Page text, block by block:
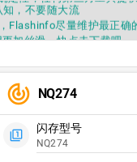
，不要随大流
Flashinfo尽量维护最正确
加丝滑，快点击下载吧
性，任何第三方工具提
，不要随大流
Flashinfo尽量维护最正确
加丝滑，快点击下载吧
track_changes NQ274
filter_1
闪存型号
NQ274